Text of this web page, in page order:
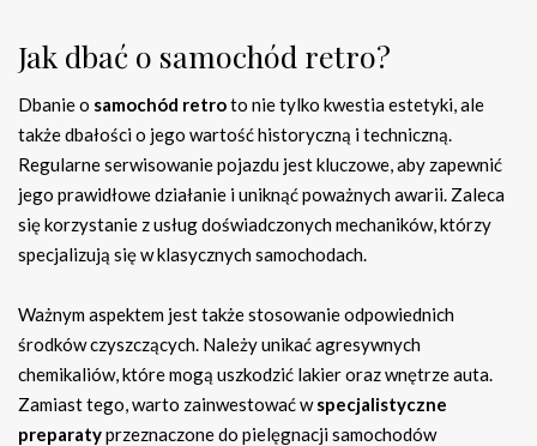
Jak dbać o samochód retro?
Dbanie o samochód retroto nie tylko kwestia estetyki, ale
także dbałości o jego wartość historyczną i techniczną.
Regularne serwisowanie pojazdu jest kluczowe, aby zapewnić
jego prawidłowe działanie i uniknąć poważnych awarii. Zaleca
się korzystanie z usług doświadczonych mechaników, którzy
specjalizują się w klasycznych samochodach.
Ważnym aspektem jest także stosowanie odpowiednich
środków czyszczących. Należy unikać agresywnych
chemikaliów, które mogą uszkodzić lakier oraz wnętrze auta.
Zamiast tego, warto zainwestować wspecjalistyczne
preparatyprzeznaczone do pielęgnacji samochodów